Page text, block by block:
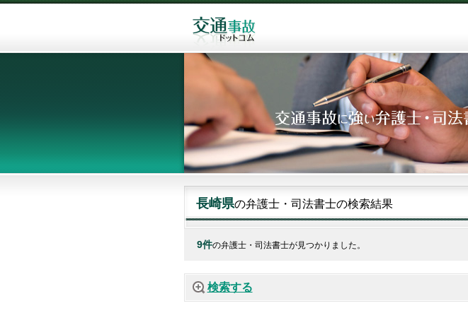
長崎県の弁護士・司法書士の検索結果
9件の弁護士・司法書士が見つかりました。
検索する